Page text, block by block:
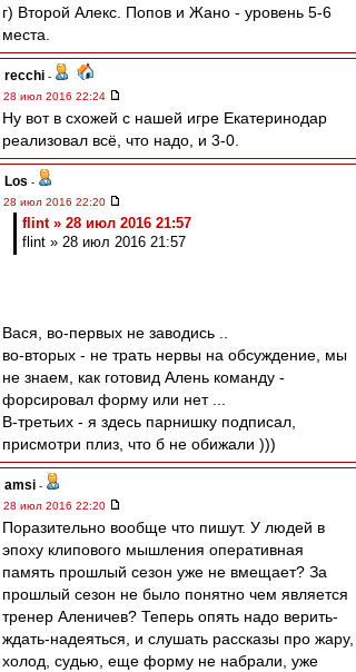
г) Второй Алекс. Попов и Жано - уровень 5-6
места.
recchi -
28 июл 2016 22:24
Ну вот в схожей с нашей игре Екатеринодар
реализовал всё, что надо, и 3-0.
Los -
28 июл 2016 22:20
flint » 28 июл 2016 21:57
flint » 28 июл 2016 21:57
Вася, во-первых не заводись ..
во-вторых - не трать нервы на обсуждение, мы
не знаем, как готовид Алень команду -
форсировал форму или нет ...
В-третьих - я здесь парнишку подписал,
присмотри плиз, что б не обижали )))
amsi -
28 июл 2016 22:20
Поразительно вообще что пишут. У людей в
эпоху клипового мышления оперативная
память прошлый сезон уже не вмещает? За
прошлый сезон не было понятно чем является
тренер Аленичев? Теперь опять надо верить-
ждать-надеяться, и слушать рассказы про жару,
холод, судью, еще форму не набрали, уже